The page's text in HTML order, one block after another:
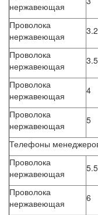
нержавеющая
Проволока
нержавеющая
3.2
Проволока
нержавеющая
3.5
Проволока
нержавеющая
4
Проволока
нержавеющая
5
Телефоны
Проволока
нержавеющая
5.5
Проволока
нержавеющая
6